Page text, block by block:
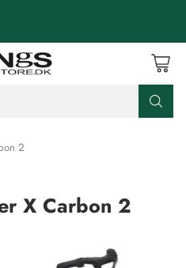
2
X Carbon 2